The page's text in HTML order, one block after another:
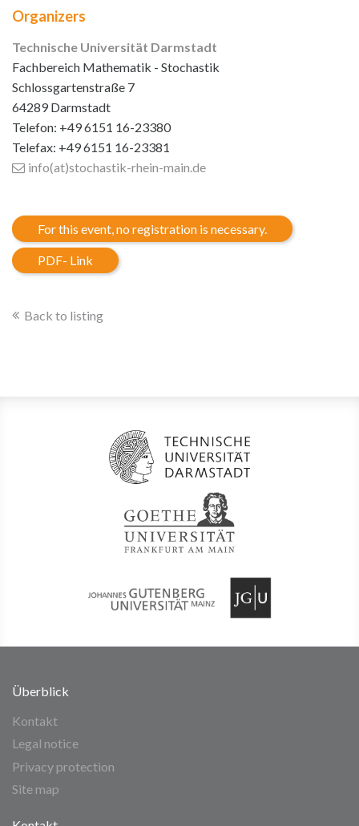
Organizers
Technische Universität Darmstadt
Fachbereich Mathematik - Stochastik
Schlossgartenstraße 7
64289 Darmstadt
Telefon: +49 6151 16-23380
Telefax: +49 6151 16-23381
info(at)stochastik-rhein-main.de
For this event, no registration is necessary.
PDF- Link
Back to listing
Überblick
Kontakt
Legal notice
Privacy protection
Site map